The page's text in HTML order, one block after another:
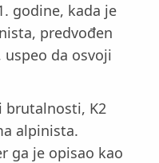
godine, kada je
predvođen
da osvoji
brutalnosti, K2
alpinista.
ga je opisao kao